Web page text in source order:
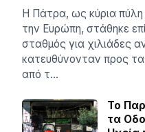
Η Πάτρα, ως κύρια
την Ευρώπη, στάθηκε
σταθμός για χιλιάδες
κατευθύνονταν προς τα
από τ…
Το
τα